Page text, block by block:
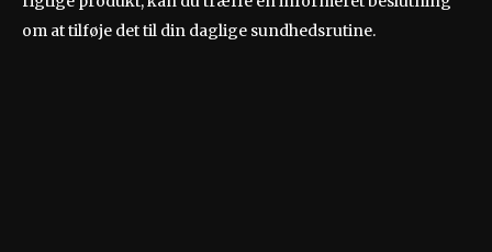
om at tilføje det til din daglige sundhedsrutine.